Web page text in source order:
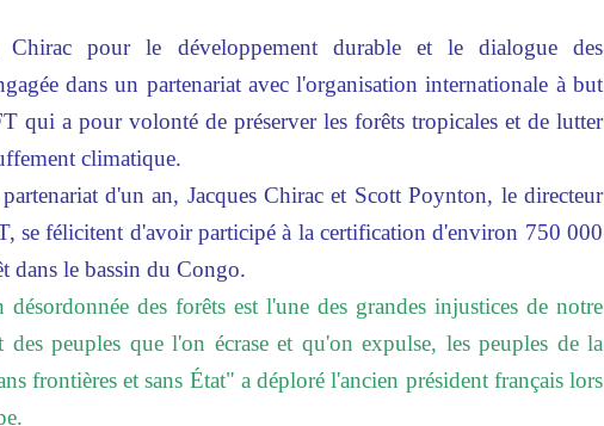
Chirac pour le développement durable et le dialogue des
dans un partenariat avec l'organisation internationale à but
qui a pour volonté de préserver les forêts tropicales et de lutter
climatique.
d'un an, Jacques Chirac et Scott Poynton, le directeur
se félicitent d'avoir participé à la certification d'environ 750 000
dans le bassin du Congo.
désordonnée des forêts est l'une des grandes injustices de notre
des peuples que l'on écrase et qu'on expulse, les peuples de la
frontières et sans État" a déploré l'ancien président français lors